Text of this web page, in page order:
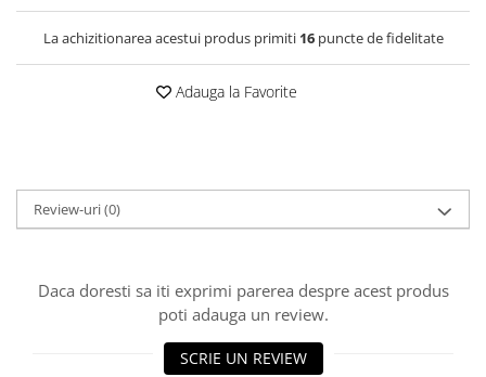
PRODUSE ROMÂNEȘTI
COSMETICE
La achizitionarea acestui produs primiti 16puncte de fidelitate
Adauga la Favorite
Review-uri(0)
Daca doresti sa iti exprimi parerea despre acest produs
poti adauga un review.
SCRIE UN REVIEW